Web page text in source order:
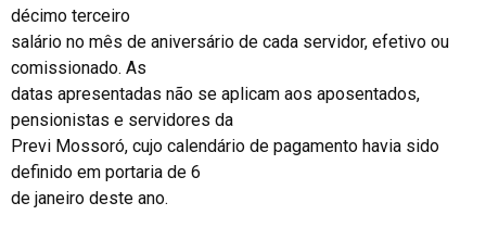
décimo terceiro
salário no mês de aniversário de cada servidor, efetivo ou
comissionado. As
datas apresentadas não se aplicam aos aposentados,
pensionistas e servidores da
Previ Mossoró, cujo calendário de pagamento havia sido
definido em portaria de 6
de janeiro deste ano.